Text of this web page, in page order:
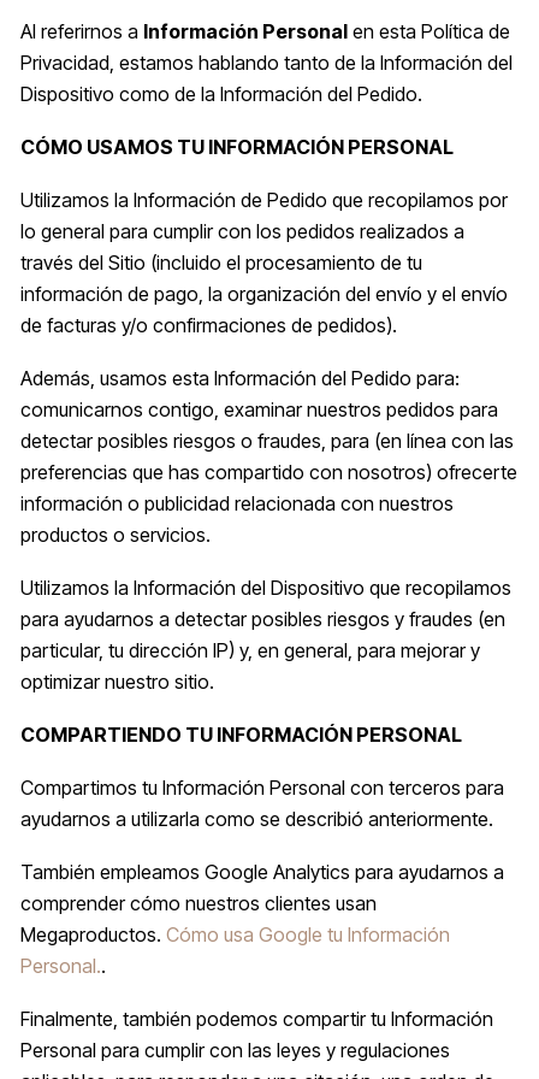
Al referirnos a Información Personalen esta Política de
Privacidad, estamos hablando tanto de la Información del
Dispositivo como de la Información del Pedido.
CÓMO USAMOS TU INFORMACIÓN PERSONAL
Utilizamos la Información de Pedido que recopilamos por
lo general para cumplir con los pedidos realizados a
través del Sitio (incluido el procesamiento de tu
información de pago, la organización del envío y el envío
de facturas y/o confirmaciones de pedidos).
Además, usamos esta Información del Pedido para:
comunicarnos contigo, examinar nuestros pedidos para
detectar posibles riesgos o fraudes, para (en línea con las
preferencias que has compartido con nosotros) ofrecerte
información o publicidad relacionada con nuestros
productos o servicios.
Utilizamos la Información del Dispositivo que recopilamos
para ayudarnos a detectar posibles riesgos y fraudes (en
particular, tu dirección IP) y, en general, para mejorar y
optimizar nuestro sitio.
COMPARTIENDO TU INFORMACIÓN PERSONAL
Compartimos tu Información Personal con terceros para
ayudarnos a utilizarla como se describió anteriormente.
También empleamos Google Analytics para ayudarnos a
comprender cómo nuestros clientes usan
Megaproductos. Cómo usa Google tu Información
Personal..
Finalmente, también podemos compartir tu Información
Personal para cumplir con las leyes y regulaciones